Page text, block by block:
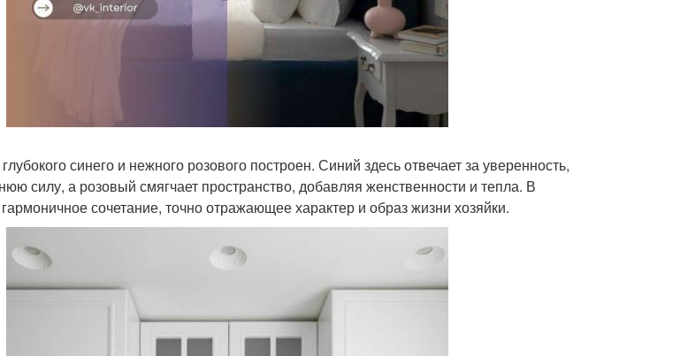
синего и нежного розового построен. Синий здесь отвечает за уверенность,
силу, а розовый смягчает пространство, добавляя женственности и тепла. В
гармоничное сочетание, точно отражающее характер и образ жизни хозяйки.